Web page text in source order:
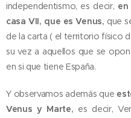
independentismo, es decir,
casa VII, que es Venus, que
de la carta ( el territorio físico
su vez a aquellos que se
en si que tiene España.
Y observamos además que
Venus y Marte, es decir,